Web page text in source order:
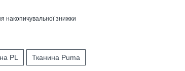
накопичувальної знижки
PL Тканина Puma